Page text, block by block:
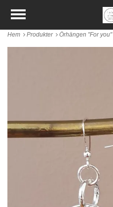
Hem Produkter Örhängen "For you"